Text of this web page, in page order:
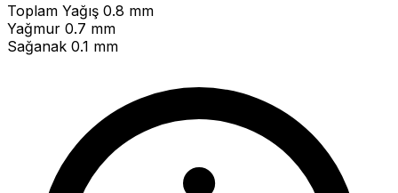
Toplam Yağış 0.8 mm
Yağmur 0.7 mm
Sağanak 0.1 mm